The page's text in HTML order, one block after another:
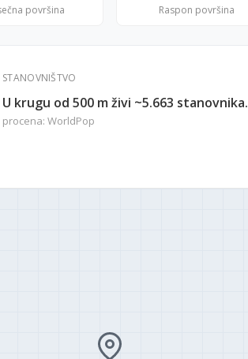
površina Raspon površina
STANOVNIŠTVO
U krugu od 500 m živi ~5.663 stanovnika.
procena: WorldPop